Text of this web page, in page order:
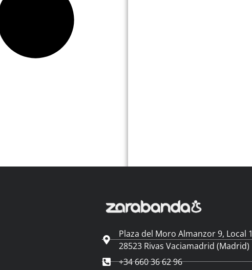
Plaza del Moro Almanzor 9, Local 1
28523 Rivas Vaciamadrid (Madrid)
+34 660 36 62 96